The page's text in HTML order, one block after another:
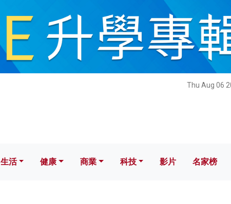
Thu Aug 06
健康 科技 影片 名家榜
生活 健康 商業 科技 影片 名家榜